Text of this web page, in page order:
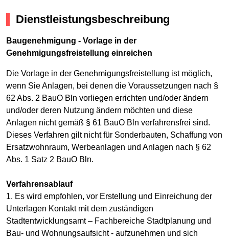
Dienstleistungsbeschreibung
Baugenehmigung - Vorlage in der
Genehmigungsfreistellung einreichen
Die Vorlage in der Genehmigungsfreistellung ist möglich,
wenn Sie Anlagen, bei denen die Voraussetzungen nach §
62 Abs. 2 BauO Bln vorliegen errichten und/oder ändern
und/oder deren Nutzung ändern möchten und diese
Anlagen nicht gemäß § 61 BauO Bln verfahrensfrei sind.
Dieses Verfahren gilt nicht für Sonderbauten, Schaffung von
Ersatzwohnraum, Werbeanlagen und Anlagen nach § 62
Abs. 1 Satz 2 BauO Bln.
Verfahrensablauf
1. Es wird empfohlen, vor Erstellung und Einreichung der
Unterlagen Kontakt mit dem zuständigen
Stadtentwicklungsamt – Fachbereiche Stadtplanung und
Bau- und Wohnungsaufsicht - aufzunehmen und sich